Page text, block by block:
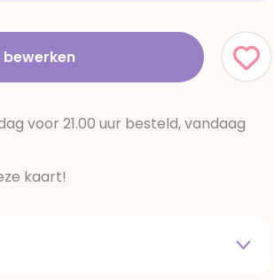
voor 21.00 uur besteld, vandaag
kaart!